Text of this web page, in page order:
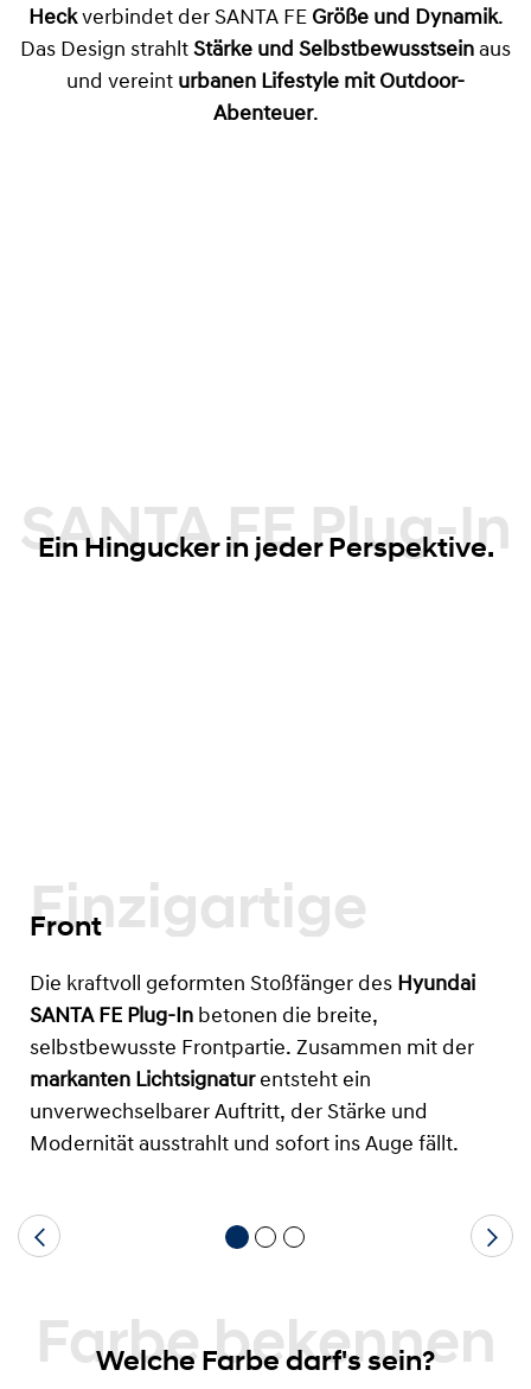
Heckverbindet der SANTA FE Größe und Dynamik.
Das Design strahlt Stärke und Selbstbewusstsein aus
und vereint urbanen Lifestyle mit Outdoor-
Abenteuer.
SANTA FE Plug-In
Ein Hingucker in jeder Perspektive.
Einzigartige
Front
Die kraftvoll geformten Stoßfänger des Hyundai
SANTA FE Plug-In betonen die breite,
selbstbewusste Frontpartie. Zusammen mit der
markanten Lichtsignatur entsteht ein
unverwechselbarer Auftritt, der Stärke und
Modernität ausstrahlt und sofort ins Auge fällt.
Farbe bekennen
Welche Farbe darf's sein?